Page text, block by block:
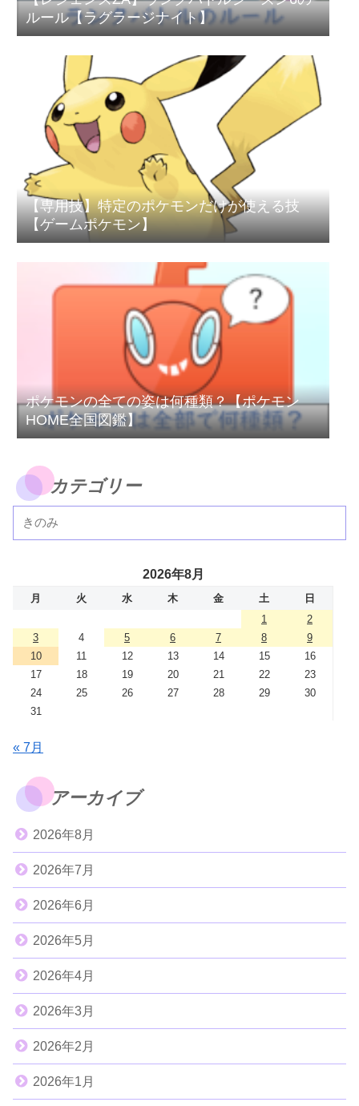
ルール【ラグラージナイト】
【専用技】特定のポケモンだけが使える技
【ゲームポケモン】
ポケモンの全ての姿は何種類？【ポケモン
HOME全国図鑑】
カテゴリー
2026年8月
月 火 水 木 金 土
日
1
2
3
4 5 6 7 8
9
10
11 12 13 14 15
16
17
18 19 20 21 22
23
24
25 26 27 28 29
30
31
« 7月
アーカイブ
2026年8月
2026年7月
2026年6月
2026年5月
2026年4月
2026年3月
2026年2月
2026年1月